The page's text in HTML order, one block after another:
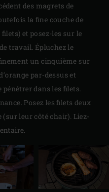
des magrets de
la fine couche de
et posez-les sur le
travail. Épluchez le
un cinquième sur
par-dessus et
dans les filets.
Posez les filets deux
(sur leur côté chair). Liez-